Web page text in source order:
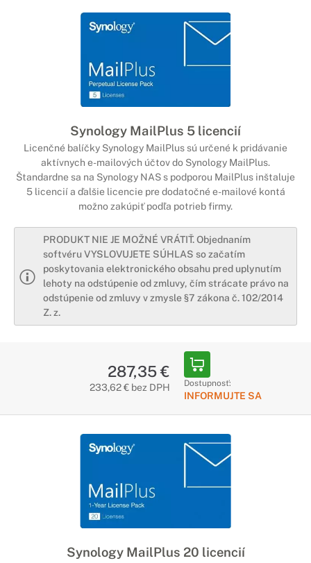
Synology MailPlus 5 licencií
Licenčné balíčky Synology MailPlus sú určené k pridávanie
aktívnych e-mailových účtov do Synology MailPlus.
Štandardne sa na Synology NAS s podporou MailPlus inštaluje
5 licencií a ďalšie licencie pre dodatočné e-mailové kontá
možno zakúpiť podľa potrieb firmy.
PRODUKT NIE JE MOŽNÉ VRÁTIŤ. Objednaním
softvéru VYSLOVUJETE SÚHLAS so začatím
poskytovania elektronického obsahu pred uplynutím
lehoty na odstúpenie od zmluvy, čím strácate právo na
odstúpenie od zmluvy v zmysle §7 zákona č. 102/2014
Z. z.
287,35 €
233,62 € bez DPH Dostupnosť:
INFORMUJTE SA
Synology MailPlus 20 licencií